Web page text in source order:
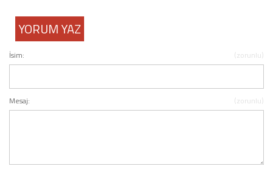
YORUM YAZ
İsim: (zorunlu)
Mesaj: (zorunlu)